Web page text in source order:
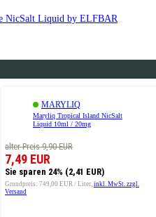
NicSalt Liquid by ELFBAR
MARYLIQ
Maryliq Tropical Island NicSalt
Liquid 10ml / 20mg
alter Preis 9,90 EUR
7,49 EUR
Sie sparen 24% (2,41 EUR)
Grundpreis: 749,00 EUR / Liter inkl. MwSt. zzgl.
Versand